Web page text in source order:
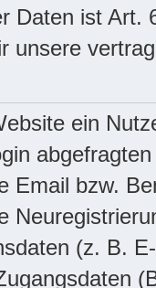
Daten ist
unsere
ein
Email bzw.
(z. B.